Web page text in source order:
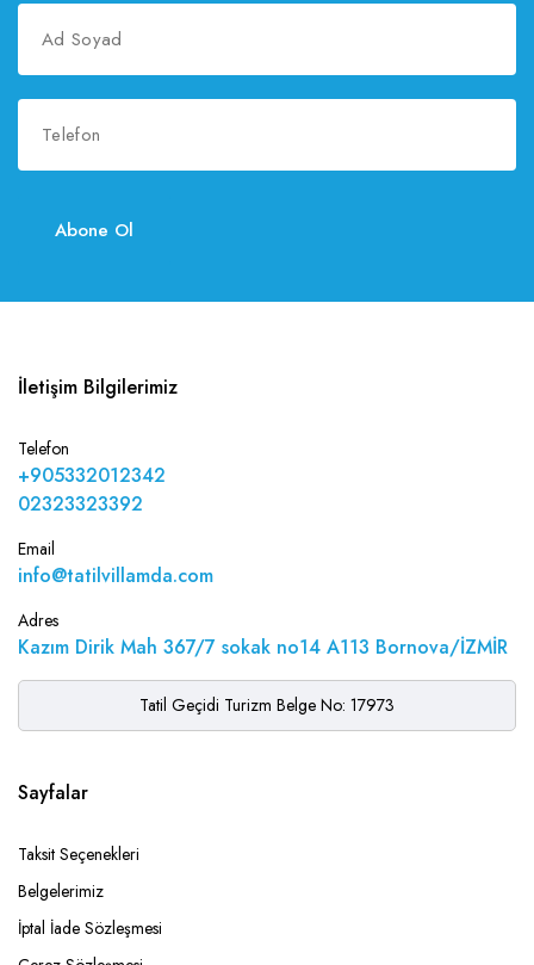
Abone Ol
İletişim Bilgilerimiz
Telefon
+905332012342
02323323392
Email
info@tatilvillamda.com
Adres
Kazım Dirik Mah 367/7 sokak no14 A113 Bornova/İZMİR
Tatil Geçidi Turizm Belge No: 17973
Sayfalar
Taksit Seçenekleri
Belgelerimiz
İptal İade Sözleşmesi